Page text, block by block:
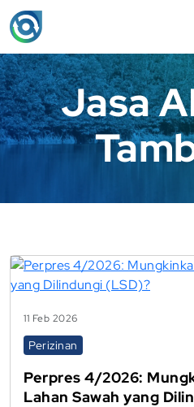
Jasa
11 Feb 2026
Perizinan
Perpres 4/2026:
Lahan Sawah yang